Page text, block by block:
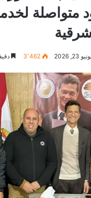
متواصلة
23, 2026 3٬462